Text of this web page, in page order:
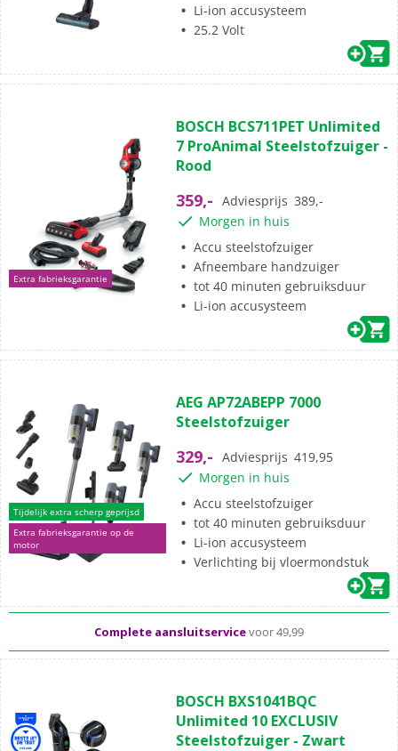
Li-ion accusysteem
25.2 Volt
Extra fabrieksgarantie
van
de
5
269
beoordelingen
BOSCH BCS711PET Unlimited
7 ProAnimal Steelstofzuiger -
Rood
359,- Adviesprijs 389,-
Morgen in huis
Accu steelstofzuiger
Afneembare handzuiger
tot 40 minuten gebruiksduur
Li-ion accusysteem
Tijdelijk extra scherp geprijsd
Extra fabrieksgarantie op de
motor
van
de
sterren.
AEG AP72ABEPP 7000
Steelstofzuiger
329,- Adviesprijs 419,95
Morgen in huis
Accu steelstofzuiger
tot 40 minuten gebruiksduur
Li-ion accusysteem
Verlichting bij vloermondstuk
Standaardgratisthuisbezorgd vanaf 49,-
Complete aansluitservicevoor 49,99
van
de
5
BOSCH BXS1041BQC
Unlimited 10 EXCLUSIV
Steelstofzuiger - Zwart